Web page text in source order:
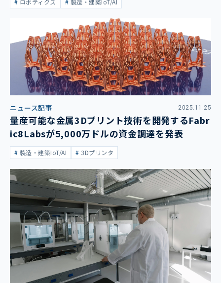
ロボティクス 製造・建築IoT/AI
ニュース記事 2025.11.25
量産可能な金属3Dプリント技術を開発するFabr
ic8Labsが5,000万ドルの資金調達を発表
製造・建築IoT/AI 3Dプリンタ